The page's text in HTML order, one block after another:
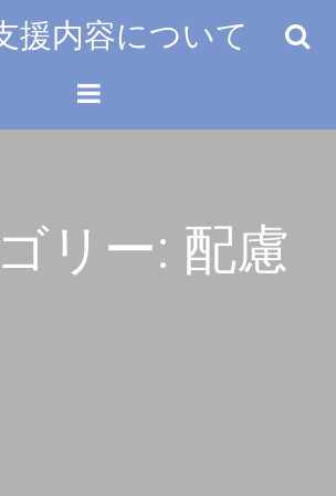
援内容について
リー: 配慮